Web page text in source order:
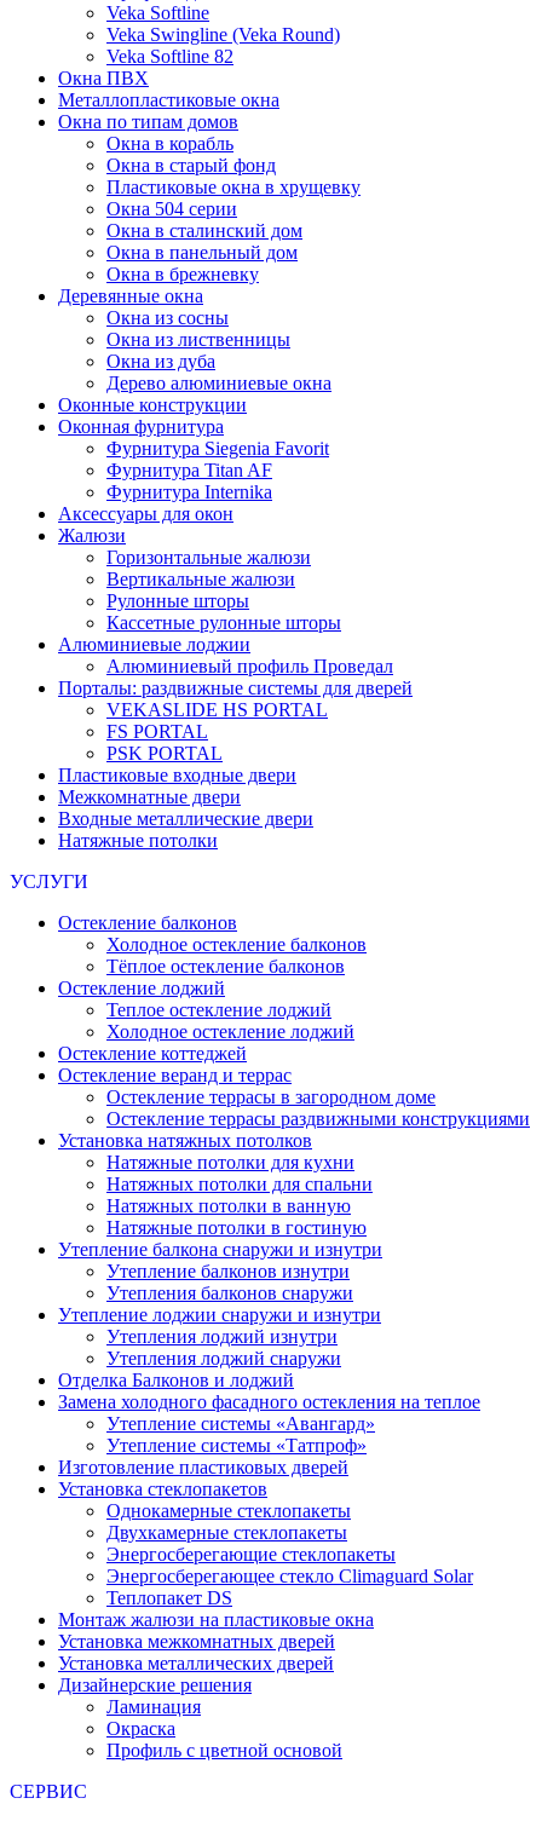
Veka Softline
Veka Swingline (Veka Round)
Veka Softline 82
Окна ПВХ
Металлопластиковые окна
Окна по типам домов
Окна в корабль
Окна в старый фонд
Пластиковые окна в хрущевку
Окна 504 серии
Окна в сталинский дом
Окна в панельный дом
Окна в брежневку
Деревянные окна
Окна из сосны
Окна из лиственницы
Окна из дуба
Дерево алюминиевые окна
Оконные конструкции
Оконная фурнитура
Фурнитура Siegenia Favorit
Фурнитура Titan AF
Фурнитура Internika
Аксессуары для окон
Жалюзи
Горизонтальные жалюзи
Вертикальные жалюзи
Рулонные шторы
Кассетные рулонные шторы
Алюминиевые лоджии
Алюминиевый профиль Проведал
Порталы: раздвижные системы для дверей
VEKASLIDE HS PORTAL
FS PORTAL
PSK PORTAL
Пластиковые входные двери
Межкомнатные двери
Входные металлические двери
Натяжные потолки
УСЛУГИ
Остекление балконов
Холодное остекление балконов
Тёплое остекление балконов
Остекление лоджий
Теплое остекление лоджий
Холодное остекление лоджий
Остекление коттеджей
Остекление веранд и террас
Остекление террасы в загородном доме
Остекление террасы раздвижными конструкциями
Установка натяжных потолков
Натяжные потолки для кухни
Натяжных потолки для спальни
Натяжных потолки в ванную
Натяжные потолки в гостиную
Утепление балкона снаружи и изнутри
Утепление балконов изнутри
Утепления балконов снаружи
Утепление лоджии снаружи и изнутри
Утепления лоджий изнутри
Утепления лоджий снаружи
Отделка Балконов и лоджий
Замена холодного фасадного остекления на теплое
Утепление системы «Авангард»
Утепление системы «Татпроф»
Изготовление пластиковых дверей
Установка стеклопакетов
Однокамерные стеклопакеты
Двухкамерные стеклопакеты
Энергосберегающие стеклопакеты
Энергосберегающее стекло Climaguard Solar
Теплопакет DS
Монтаж жалюзи на пластиковые окна
Установка межкомнатных дверей
Установка металлических дверей
Дизайнерские решения
Ламинация
Окраска
Профиль с цветной основой
СЕРВИС